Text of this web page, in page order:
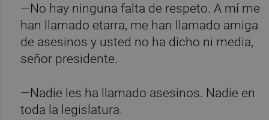
—No hay ninguna falta de respeto. A mí me
han llamado etarra, me han llamado amiga
de asesinos y usted no ha dicho ni media,
señor presidente.
—Nadie les ha llamado asesinos. Nadie en
toda la legislatura.